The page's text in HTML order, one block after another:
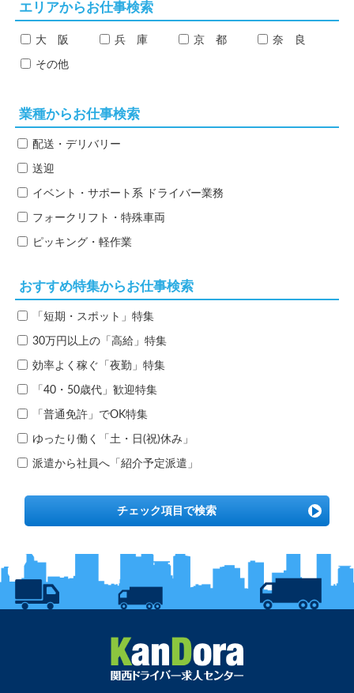
エリアからお仕事検索
大 阪 兵 庫 京 都 奈 良
その他
業種からお仕事検索
配送・デリバリー
送迎
イベント・サポート系 ドライバー業務
フォークリフト・特殊車両
ピッキング・軽作業
おすすめ特集からお仕事検索
「短期・スポット」特集
30万円以上の「高給」特集
効率よく稼ぐ「夜勤」特集
「40・50歳代」歓迎特集
「普通免許」でOK特集
ゆったり働く「土・日(祝)休み」
派遣から社員へ「紹介予定派遣」
チェック項目で検索